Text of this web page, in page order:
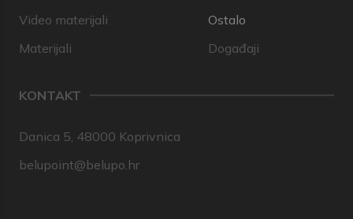
Video materijali
Materijali
Ostalo
Događaji
KONTAKT
Danica 5, 48000 Koprivnica
belupoint@belupo.hr